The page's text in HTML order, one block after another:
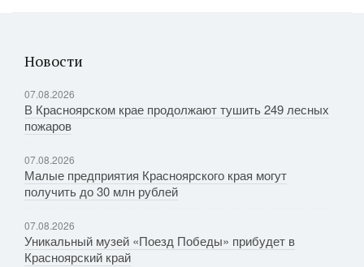
Новости
07.08.2026
В Красноярском крае продолжают тушить 249 лесных
пожаров
07.08.2026
Малые предприятия Красноярского края могут
получить до 30 млн рублей
07.08.2026
Уникальный музей «Поезд Победы» прибудет в
Красноярский край